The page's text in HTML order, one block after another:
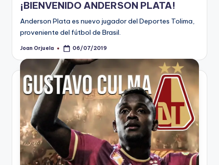
¡BIENVENIDO ANDERSON PLATA!
Anderson Plata es nuevo jugador del Deportes Tolima,
proveniente del fútbol de Brasil.
Publicado
Joan Orjuela 06/07/2019